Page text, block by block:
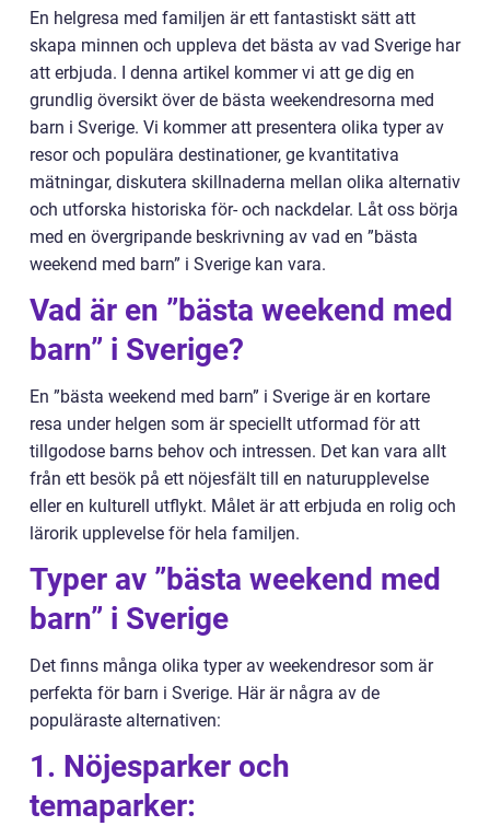
En helgresa med familjen är ett fantastiskt sätt att
skapa minnen och uppleva det bästa av vad Sverige har
att erbjuda. I denna artikel kommer vi att ge dig en
grundlig översikt över de bästa weekendresorna med
barn i Sverige. Vi kommer att presentera olika typer av
resor och populära destinationer, ge kvantitativa
mätningar, diskutera skillnaderna mellan olika alternativ
och utforska historiska för- och nackdelar. Låt oss börja
med en övergripande beskrivning av vad en ”bästa
weekend med barn” i Sverige kan vara.
Vad är en ”bästa weekend med
barn” i Sverige?
En ”bästa weekend med barn” i Sverige är en kortare
resa under helgen som är speciellt utformad för att
tillgodose barns behov och intressen. Det kan vara allt
från ett besök på ett nöjesfält till en naturupplevelse
eller en kulturell utflykt. Målet är att erbjuda en rolig och
lärorik upplevelse för hela familjen.
Typer av ”bästa weekend med
barn” i Sverige
Det finns många olika typer av weekendresor som är
perfekta för barn i Sverige. Här är några av de
populäraste alternativen:
1. Nöjesparker och
temaparker: